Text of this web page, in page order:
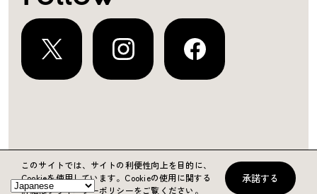
運営会社 プライバシーポリシー お問い合わせ
Copyright ©2024 KING RECORDS
このサイトでは、サイトの利便性向上を目的に、
Cookieを使用しています。Cookieの使用に関する
詳細はプライバシーポリシーをご覧ください。
承諾する